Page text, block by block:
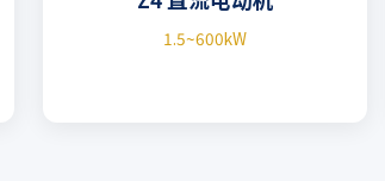
1.5~600kW